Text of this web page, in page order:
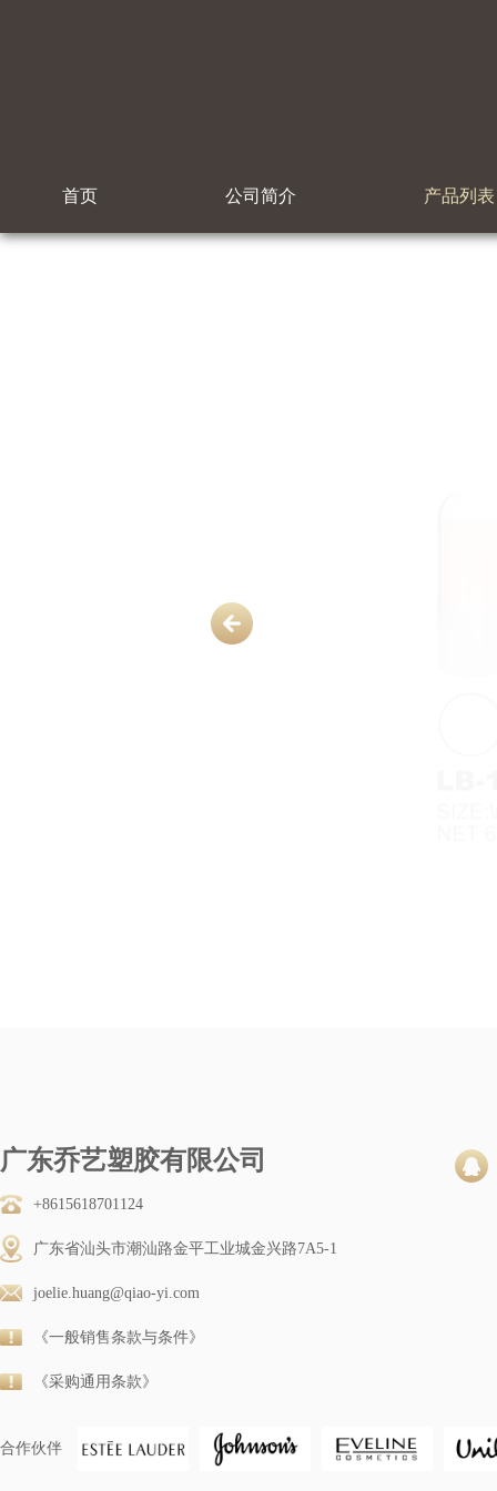
首页 公司简介 产品列表
广东乔艺塑胶有限公司
+8615618701124
广东省汕头市潮汕路金平工业城金兴路7A5-1
joelie.huang@qiao-yi.com
《一般销售条款与条件》
《采购通用条款》
合作伙伴